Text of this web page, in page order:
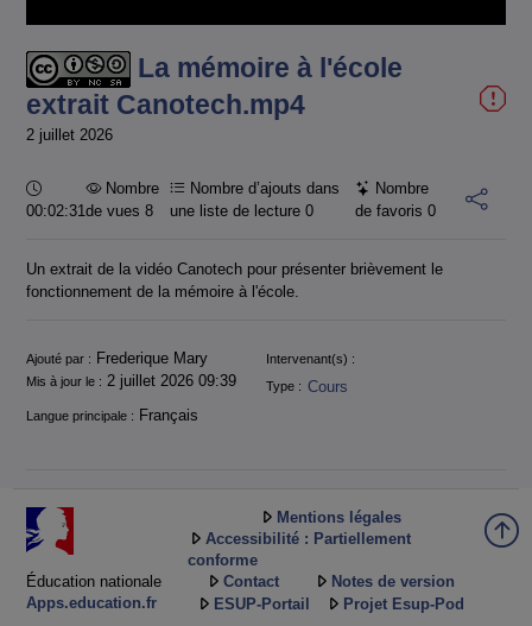
vidéo
La mémoire à l'école
extrait Canotech.mp4
2 juillet 2026
Durée :
00:02:31
Nombre
de vues 8
Nombre d’ajouts dans
une liste de lecture0
Nombre
de favoris 0
Un extrait de la vidéo Canotech pour présenter brièvement le
fonctionnement de la mémoire à l'école.
Informations
Ajouté par : Frederique Mary
Intervenant(s) :
Mis à jour le : 2 juillet 2026 09:39 Type : Cours
Langue principale : Français
Éducation nationale
Apps.education.fr
Mentions légales
Accessibilité : Partiellement
conforme
Contact
Notes de version
ESUP-Portail
Projet Esup-Pod